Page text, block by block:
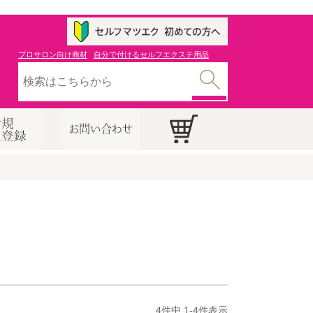
プロサロン向け商材 自分で付けるセルフエクステ用品
4件中 1-4件表示